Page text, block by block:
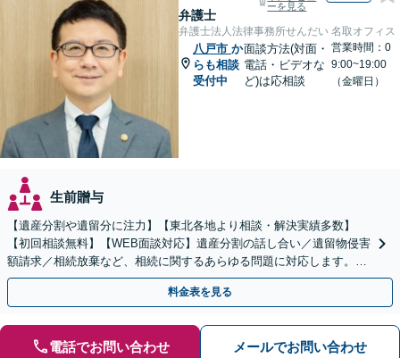
弁護士
ーを見る
弁護士法人法律事務所せんだい 名取オフィス
八戸市 か
らも相談
受付中
面談方法(対面・
電話・ビデオな
ど)は応相談
営業時間：0
9:00~19:00
（金曜日）
生前贈与
【遺産分割や遺留分に注力】【東北各地より相談・解決実績多数】
【初回相談無料】【WEB面談対応】遺産分割の話し合い／遺留物侵害
額請求／相続放棄など、相続に関するあらゆる問題に対応します。ご
事情やご意向を丁寧にお聞きし、有利な解決を目指します
料金表を見る
電話でお問い合わせ メールでお問い合わせ